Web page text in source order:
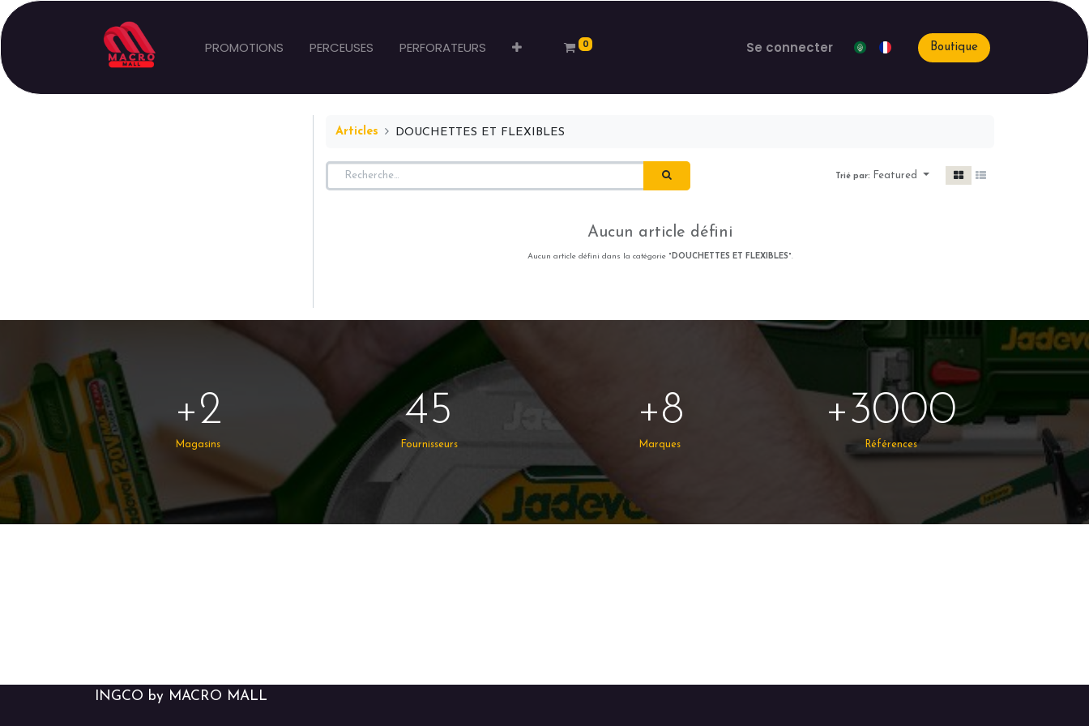
PROMOTIONS PERCEUSES PERFORATEURS 0 Se connecter Boutique
Articles DOUCHETTES ET FLEXIBLES
Trié par: Featured
Aucun article défini
Aucun article défini dans la catégorie " DOUCHETTES ET FLEXIBLES".
+2
Magasins
45
Fournisseurs
+8
Marques
+3000
Références
INGCO by MACRO MALL